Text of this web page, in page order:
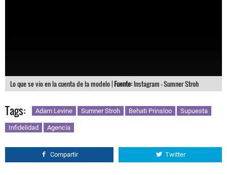
Lo que se vio en la cuenta de la modelo |Fuente: Instagram - Sumner Stroh
Tags: Adam Levine Sumner Stroh Behati Prinsloo Supuesta
Infidelidad Agencia
Compartir Twitter